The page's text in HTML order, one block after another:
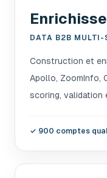
DATA B2B MULTI-
Construction et
Apollo, ZoomInfo,
scoring, validation
✓ 900 comptes